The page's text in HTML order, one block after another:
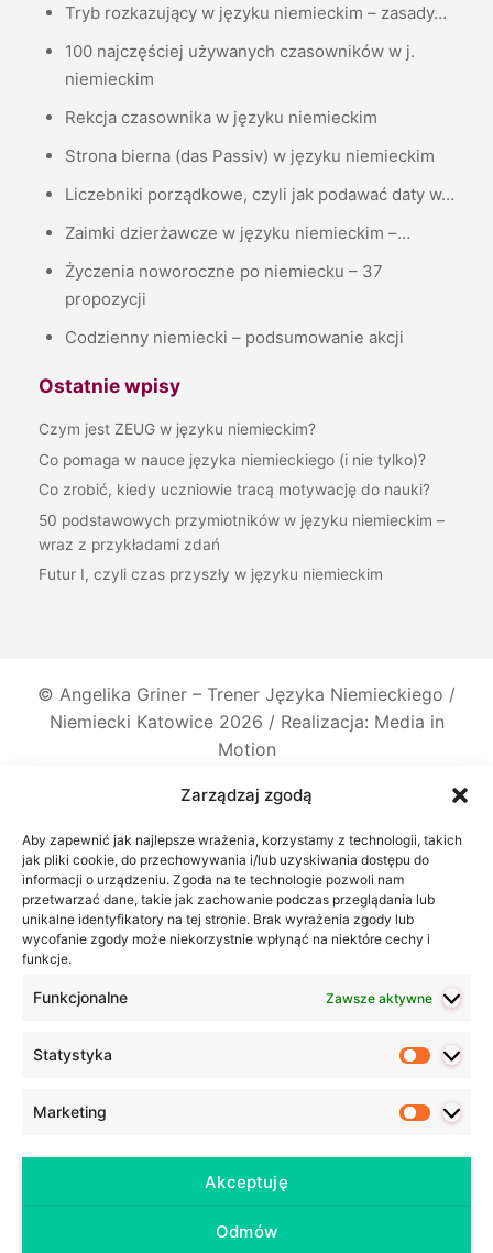
Zarządzaj zgodą
Aby zapewnić jak najlepsze wrażenia, korzystamy z technologii, takich
jak pliki cookie, do przechowywania i/lub uzyskiwania dostępu do
informacji o urządzeniu. Zgoda na te technologie pozwoli nam
przetwarzać dane, takie jak zachowanie podczas przeglądania lub
unikalne identyfikatory na tej stronie. Brak wyrażenia zgody lub
wycofanie zgody może niekorzystnie wpłynąć na niektóre cechy i
funkcje.
Funkcjonalne Zawsze aktywne
Statystyka
Marketing
Akceptuję
Odmów
Tryb rozkazujący w języku niemieckim – zasady…
100 najczęściej używanych czasowników w j.
niemieckim
Rekcja czasownika w języku niemieckim
Strona bierna (das Passiv) w języku niemieckim
Liczebniki porządkowe, czyli jak podawać daty w…
Zaimki dzierżawcze w języku niemieckim –…
Życzenia noworoczne po niemiecku – 37
propozycji
Codzienny niemiecki – podsumowanie akcji
Ostatnie wpisy
Czym jest ZEUG w języku niemieckim?
Co pomaga w nauce języka niemieckiego (i nie tylko)?
Co zrobić, kiedy uczniowie tracą motywację do nauki?
50 podstawowych przymiotników w języku niemieckim –
wraz z przykładami zdań
Futur I, czyli czas przyszły w języku niemieckim
© Angelika Griner – Trener Języka Niemieckiego /
Niemiecki Katowice2026 / Realizacja: Media in
Motion